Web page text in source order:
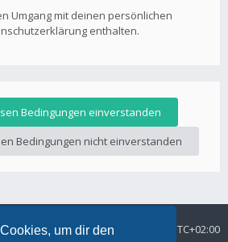
um dir den
Umgang mit deinen persönlichen
enthalten.
Alle Zeiten sind UTC+02:00